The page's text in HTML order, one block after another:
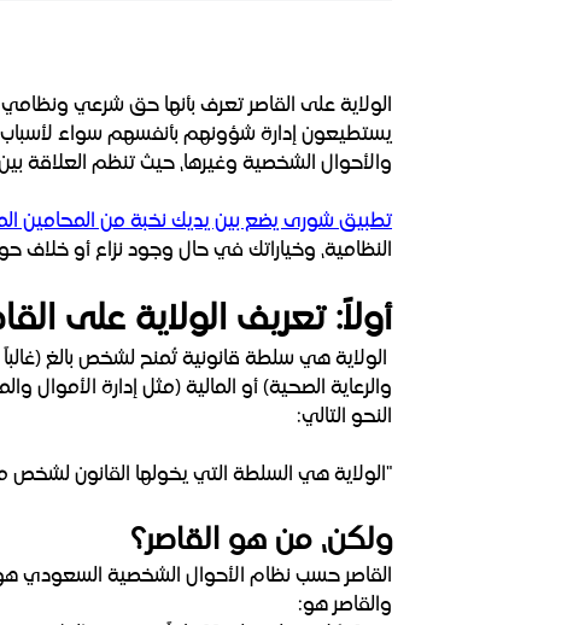
الولاية على القاصر تعرف بأنها حق شرعي
يستطيعون إدارة شؤونهم بأنفسهم سواء لأسباب
والأحوال الشخصية وغيرها، حيث تنظم العلاقة
تطبيق شورى يضع بين يديك نخبة من المحامين
النظامية، وخياراتك في حال وجود نزاع أو خلاف
أولاً: تعريف الولاية على
الولاية هي سلطة قانونية تُمنح لشخص بالغ
والرعاية الصحية) أو المالية (مثل إدارة الأموال
النحو التالي:
"الولاية هي السلطة التي يخولها القانون
ولكن، من هو القاصر؟
القاصر حسب نظام الأحوال الشخصية السعودي
والقاصر هو: